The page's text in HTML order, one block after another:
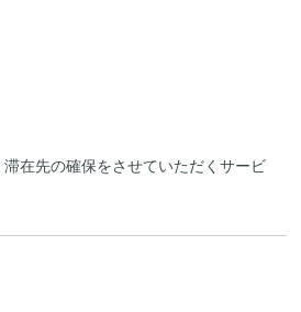
在先の確保をさせていただくサービ